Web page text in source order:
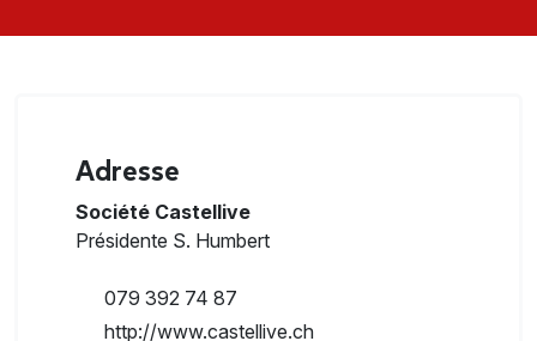
Adresse
Société Castellive
Présidente S. Humbert
079 392 74 87
http://www.castellive.ch